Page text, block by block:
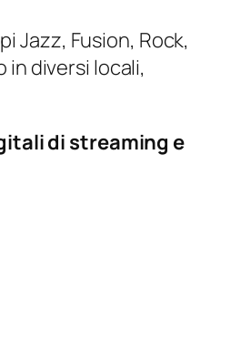
Jazz, Fusion, Rock,
in diversi locali,
di streaming e